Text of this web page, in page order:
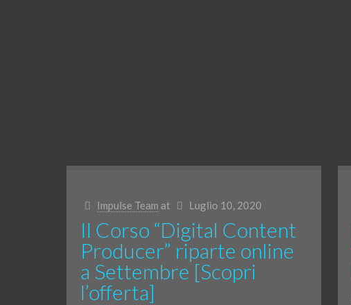
Impulse Team at Luglio 10, 2020
Il Corso “Digital Content
Producer” riparte online
a Settembre [Scopri
l’offerta]